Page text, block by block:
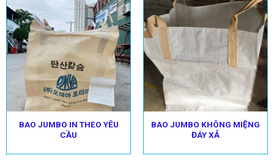
BAO JUMBO IN THEO YÊU
CẦU
BAO JUMBO KHÔNG MIỆNG
ĐÁY XẢ